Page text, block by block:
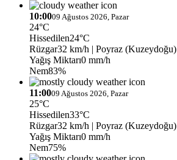
10:0009 Ağustos 2026, Pazar
24°C
Hissedilen24°C
Rüzgar32 km/h | Poyraz (Kuzeydoğu)
Yağış Miktarı0 mm/h
Nem83%
11:0009 Ağustos 2026, Pazar
25°C
Hissedilen33°C
Rüzgar32 km/h | Poyraz (Kuzeydoğu)
Yağış Miktarı0 mm/h
Nem75%